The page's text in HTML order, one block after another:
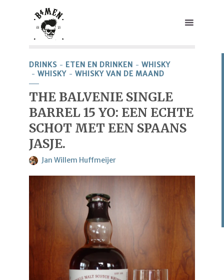
DRINKS ETEN EN DRINKEN
WHISKY
WHISKY
WHISKY VAN DE MAAND
THE BALVENIE SINGLE
BARREL 15 YO: EEN ECHTE
SCHOT MET EEN SPAANS
JASJE.
Jan Willem Huffmeijer